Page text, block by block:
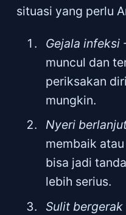
situasi yang perlu
Gejala infeksi
muncul dan
periksakan
mungkin.
Nyeri
membaik
bisa jadi
lebih serius.
Sulit bergerak